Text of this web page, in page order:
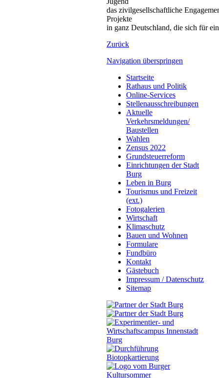
das zivilgesellschaftliche
Projekte
in ganz Deutschland, die sich für
Zurück
Navigation überspringen
Startseite
Rathaus und Politik
Online-Services
Stellenausschreibungen
Aktuelle
Verkehrsmeldungen/
Baustellen
Wahlen
Zensus 2022
Grundsteuerreform
Einrichtungen der Stadt
Burg
Leben in Burg
Tourismus und Freizeit
(ext.)
Fotogalerien
Wirtschaft
Klimaschutz
Bauen und Wohnen
Formulare
Fundbüro
Kontakt
Gästebuch
Impressum / Datenschutz
Sitemap